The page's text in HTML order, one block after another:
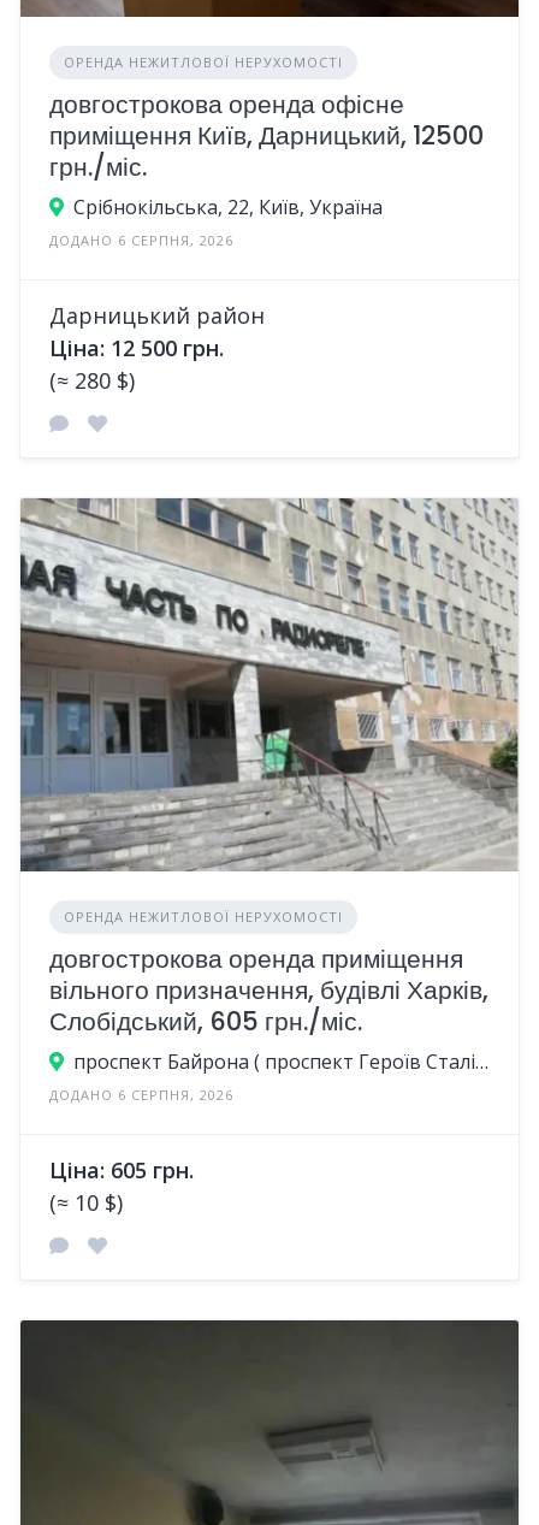
ОРЕНДА НЕЖИТЛОВОЇ НЕРУХОМОСТІ
довгострокова оренда офісне
приміщення Київ, Дарницький, 12500
грн./міс.
Срібнокільська, 22, Київ, Україна
ДОДАНО 6 СЕРПНЯ, 2026
Дарницький район
Ціна: 12 500 грн.
(≈ 280 $)
ОРЕНДА НЕЖИТЛОВОЇ НЕРУХОМОСТІ
довгострокова оренда приміщення
вільного призначення, будівлі Харків,
Слобідський, 605 грн./міс.
проспект Байрона ( проспект Героїв Сталінграда), 23А, Харків, Україна
ДОДАНО 6 СЕРПНЯ, 2026
Ціна: 605 грн.
(≈ 10 $)